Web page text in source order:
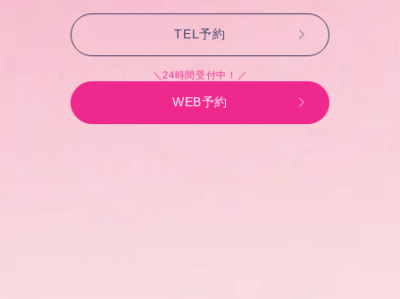
TEL予約
＼24時間受付中！／
WEB予約